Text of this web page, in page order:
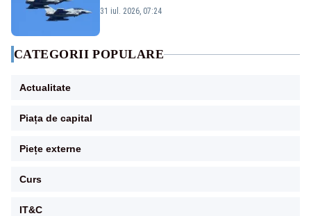
Eurofighter britanice au fost ridicate de la
31 iul. 2026, 07:24
CATEGORII POPULARE
Actualitate
Piața de capital
Piețe externe
Curs
IT&C